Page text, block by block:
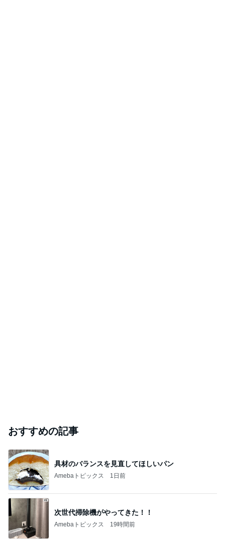
おすすめの記事
具材のバランスを見直してほしいパン
Amebaトピックス 1日前
次世代掃除機がやってきた！！
Amebaトピックス 19時間前